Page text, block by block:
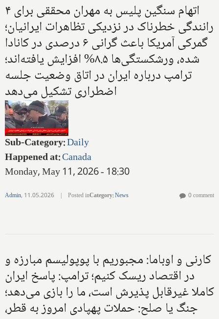
۴ اتهام سنگین پلیس به مهران محققی برای
رانندگی خطرناک در نزدیکی تظاهرات ایرانیان؛
گمرکی آمریکا باعث گرانی ۶ درصدی در کانادا
شده، ورشکستگی‌ها ۸.۵% افزایش یافته‌اند؛
ترامپ درباره ایران در اتاق وضعیت جلسه
اضطراری تشکیل می‌دهد
Sub-Category:Daily
Happened at:Canada
Monday, May 11, 2026 - 18:30
Admin, 11.05.2026 | Posted inCategory:News 0 comment
کارنی و اوباما: مجبوریم با پوپولیسم مبارزه و
در اقتصاد ریسک کنیم؛ ترامپ: پاسخ ایران
کاملا غیرقابل پذیرش است، ما را بازی می‌دهد؛
جنگ یا صلح: حملات پهپادی امروز به قطر،